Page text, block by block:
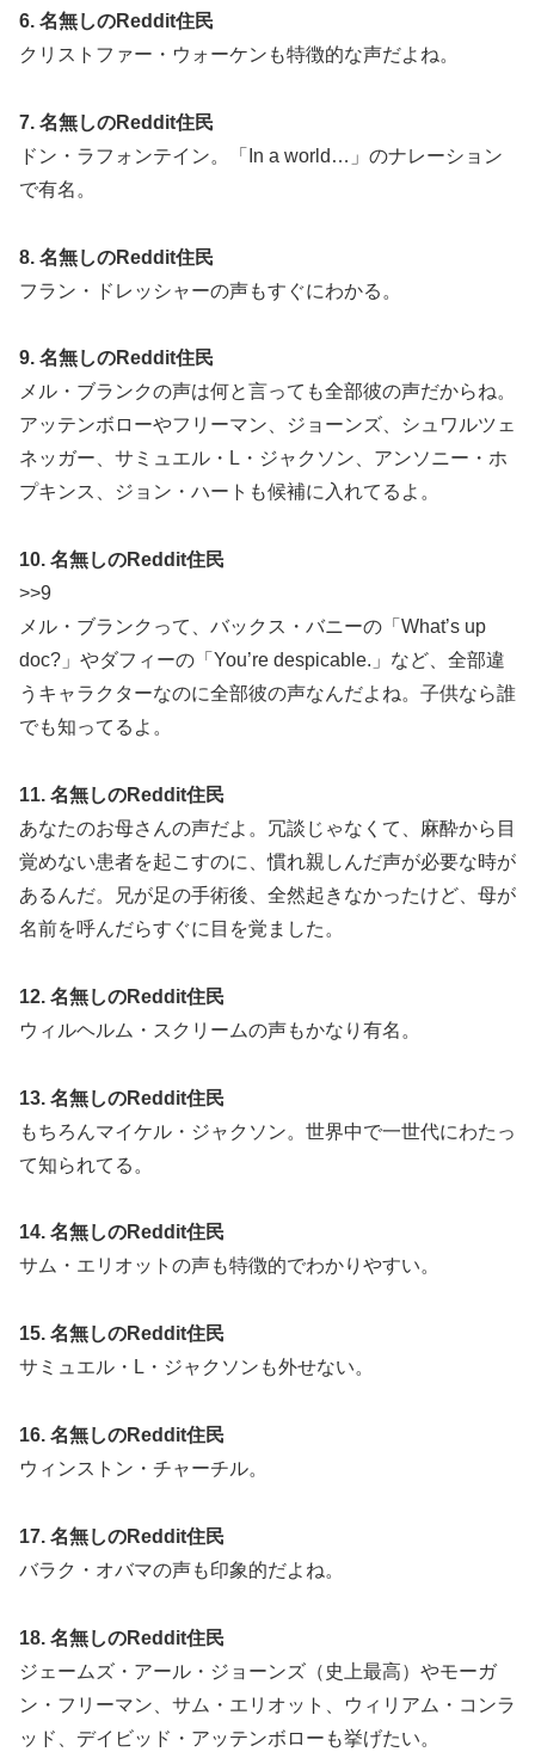
6. 名無しのReddit住民
クリストファー・ウォーケンも特徴的な声だよね。
7. 名無しのReddit住民
ドン・ラフォンテイン。「In a world…」のナレーション
で有名。
8. 名無しのReddit住民
フラン・ドレッシャーの声もすぐにわかる。
9. 名無しのReddit住民
メル・ブランクの声は何と言っても全部彼の声だからね。
アッテンボローやフリーマン、ジョーンズ、シュワルツェ
ネッガー、サミュエル・L・ジャクソン、アンソニー・ホ
プキンス、ジョン・ハートも候補に入れてるよ。
10. 名無しのReddit住民
>>9
メル・ブランクって、バックス・バニーの「What’s up
doc?」やダフィーの「You’re despicable.」など、全部違
うキャラクターなのに全部彼の声なんだよね。子供なら誰
でも知ってるよ。
11. 名無しのReddit住民
あなたのお母さんの声だよ。冗談じゃなくて、麻酔から目
覚めない患者を起こすのに、慣れ親しんだ声が必要な時が
あるんだ。兄が足の手術後、全然起きなかったけど、母が
名前を呼んだらすぐに目を覚ました。
12. 名無しのReddit住民
ウィルヘルム・スクリームの声もかなり有名。
13. 名無しのReddit住民
もちろんマイケル・ジャクソン。世界中で一世代にわたっ
て知られてる。
14. 名無しのReddit住民
サム・エリオットの声も特徴的でわかりやすい。
15. 名無しのReddit住民
サミュエル・L・ジャクソンも外せない。
16. 名無しのReddit住民
ウィンストン・チャーチル。
17. 名無しのReddit住民
バラク・オバマの声も印象的だよね。
18. 名無しのReddit住民
ジェームズ・アール・ジョーンズ（史上最高）やモーガ
ン・フリーマン、サム・エリオット、ウィリアム・コンラ
ッド、デイビッド・アッテンボローも挙げたい。